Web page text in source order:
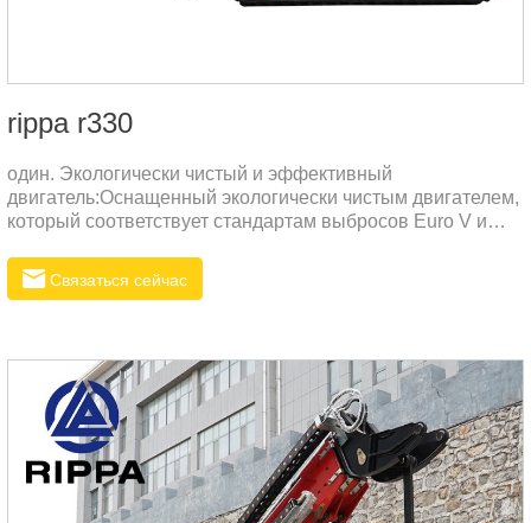
rippa r330
один. Экологически чистый и эффективный
двигатель:Оснащенный экологически чистым двигателем,
который соответствует стандартам выбросов Euro V и
может достигать высокой выходной мощности.Высокая
топливная эффективность, экономичность и
Связаться сейчас